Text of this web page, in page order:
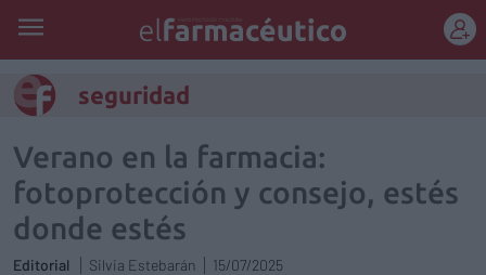
seguridad
Verano en la farmacia:
fotoprotección y consejo, estés
donde estés
Editorial Silvia Estebarán
15/07/2025